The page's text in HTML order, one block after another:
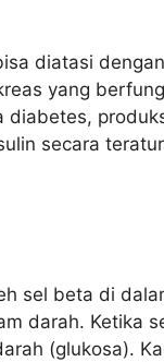
diatasi
yang
secara
sel beta di
darah. Ketika
(glukosa).